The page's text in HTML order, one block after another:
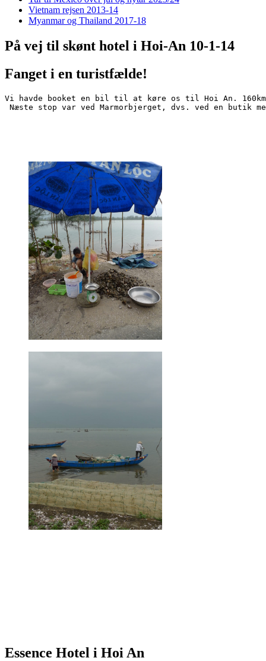
Vietnam rejsen 2013-14
Myanmar og Thailand 2017-18
På vej til skønt hotel i Hoi-An 10-1-14
Fanget i en turistfælde!
Vi havde booket en bil til at køre os til Hoi An.
Næste stop var ved Marmorbjerget, dvs. ved en butik
Essence Hotel i Hoi An